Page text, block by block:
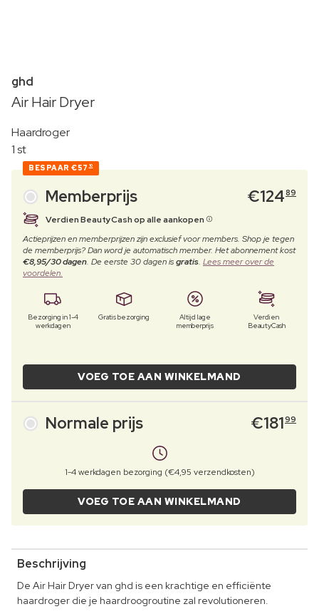
ghd
Air Hair Dryer
Haardroger
1 st
BESPAAR €57 10
Memberprijs €12489
Verdien BeautyCash op alle aankopen
Actieprijzen en memberprijzen zijn exclusief voor members. Shop je tegen
de memberprijs? Dan word je automatisch member. Het abonnement kost
€8,95/30 dagen. De eerste 30 dagen isgratis. Lees meer over de
voordelen.
Bezorging in 1-4
werkdagen
Gratis bezorging
Altijd lage
memberprijs
Verdien
BeautyCash
VOEG TOE AAN WINKELMAND
Normale prijs €18199
1-4 werkdagen bezorging (€4,95 verzendkosten)
VOEG TOE AAN WINKELMAND
Beschrijving
De Air Hair Dryer van ghd is een krachtige en efficiënte
haardroger die je haardroogroutine zal revolutioneren.